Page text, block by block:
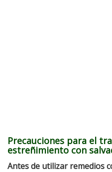
Precauciones para el
estreñimiento con
Antes de utilizar remedios